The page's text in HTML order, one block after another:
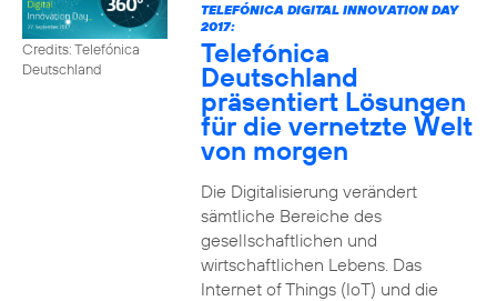
Credits: Telefónica
Deutschland
TELEFÓNICA DIGITAL INNOVATION DAY
2017:
Telefónica
Deutschland
präsentiert Lösungen
für die vernetzte Welt
von morgen
Die Digitalisierung verändert
sämtliche Bereiche des
gesellschaftlichen und
wirtschaftlichen Lebens. Das
Internet of Things (IoT) und die